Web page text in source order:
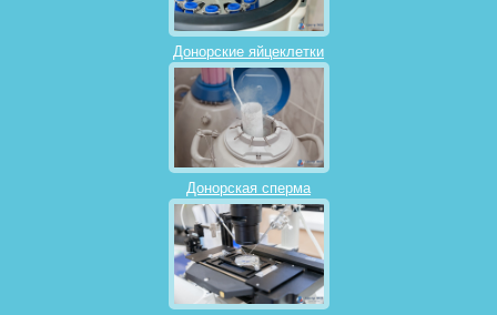
Донорские яйцеклетки
Донорская сперма